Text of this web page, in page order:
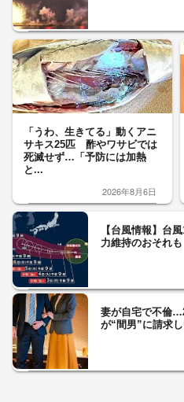
「うわ、生きてる」動くアニ
サキス25匹 酢やワサビでは
死滅せず…「予防には加熱
と...
2026年8月6日
【台風情報】台
力維持のおそれ
妻が自宅で不倫
が“間男”に請求